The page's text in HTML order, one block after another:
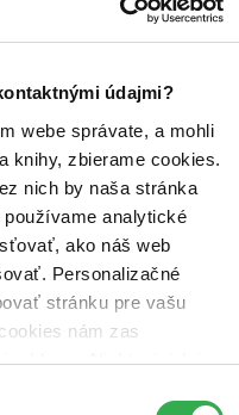
údajmi?
webe správate, a mohli
knihy, zbierame cookies.
nich by naša stránka
analytické
ako náš web
Personalizačné
stránku pre vašu
nám zas
reklamy. Niektoré údaje
touto knihou a novou by ste
ani distribútor, preto je
Ak ho chcete mať,
už predali všetky výtlačky a
:( Teoreticky však
obchodoch, ktoré ešte